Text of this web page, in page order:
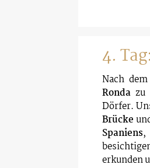
4.
Nach
Ronda zu
Dörfer.
Brücke
Spaniens,
erkunden